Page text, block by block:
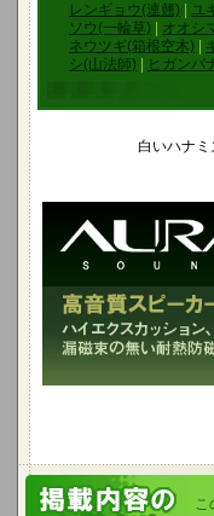
レンギョウ(連翹)
ユ
ソウ(一輪草)
オオシ
ネウツギ(箱根空木)
シ(山法師)
ヒガンバ
白いハナミ
こ